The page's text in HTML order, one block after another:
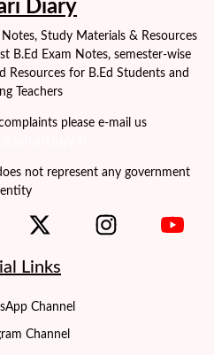
Diary
Study Materials & Resources
B.Ed Exam Notes, semester-wise
Resources for B.Ed Students and
Teachers
please e-mail us
not represent any government
entity
Links
Channel
Channel